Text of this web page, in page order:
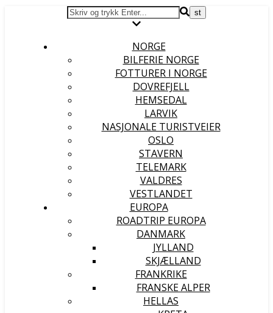
NORGE
BILFERIE NORGE
FOTTURER I NORGE
DOVREFJELL
HEMSEDAL
LARVIK
NASJONALE TURISTVEIER
OSLO
STAVERN
TELEMARK
VALDRES
VESTLANDET
EUROPA
ROADTRIP EUROPA
DANMARK
JYLLAND
SKJÆLLAND
FRANKRIKE
FRANSKE ALPER
HELLAS